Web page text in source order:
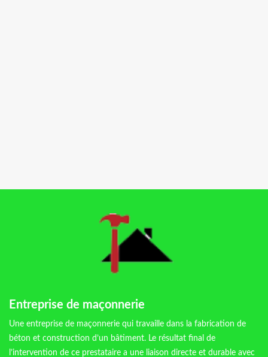
Entreprise de maçonnerie
Une entreprise de maçonnerie qui travaille dans la fabrication de
béton et construction d’un bâtiment. Le résultat final de
l’intervention de ce prestataire a une liaison directe et durable avec